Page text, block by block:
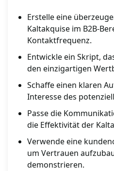
Erstelle eine
Kaltakquise im B2B-
Kontaktfrequenz.
Entwickle ein Skript,
den einzigartigen
Schaffe einen klaren
Interesse des
Passe die
die Effektivität der
Verwende eine
um Vertrauen
demonstrieren.